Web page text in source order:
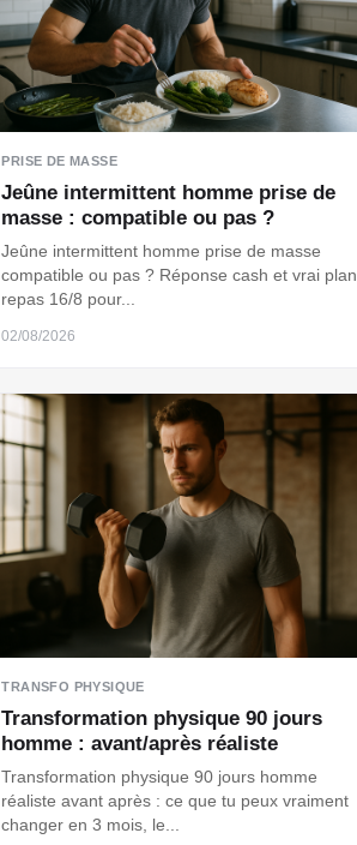
PRISE DE MASSE
Jeûne intermittent homme prise de
masse : compatible ou pas ?
Jeûne intermittent homme prise de masse
compatible ou pas ? Réponse cash et vrai plan
repas 16/8 pour...
02/08/2026
TRANSFO PHYSIQUE
Transformation physique 90 jours
homme : avant/après réaliste
Transformation physique 90 jours homme
réaliste avant après : ce que tu peux vraiment
changer en 3 mois, le...